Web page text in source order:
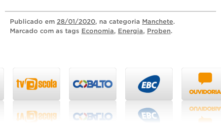
Publicado em 28/01/2020, na categoria Manchete.
Marcado com as tags Economia, Energia, Proben.